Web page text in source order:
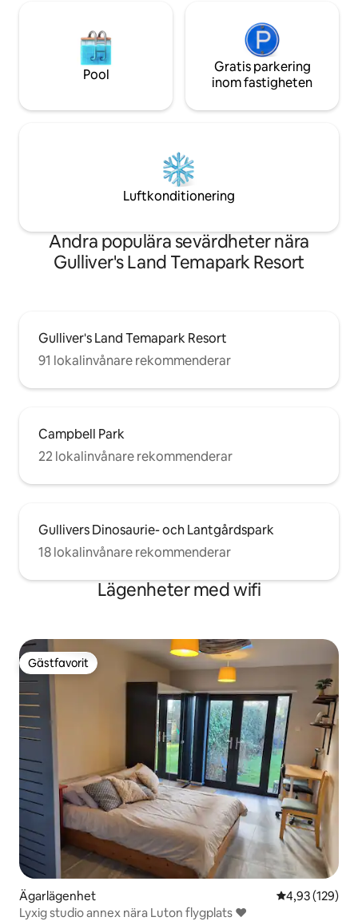
Pool
Gratis parkering
inom fastigheten
Luftkonditionering
Andra populära sevärdheter nära
Gulliver's Land Temapark Resort
Gulliver's Land Temapark Resort
91 lokalinvånare rekommenderar
Campbell Park
22 lokalinvånare rekommenderar
Gullivers Dinosaurie- och Lantgårdspark
18 lokalinvånare rekommenderar
Lägenheter med wifi
Gästfavorit
Gästfavorit
Ägarlägenhet 4,93 av 5 i
4,93 (129)
Lyxig studio annex nära Luton flygplats ❤